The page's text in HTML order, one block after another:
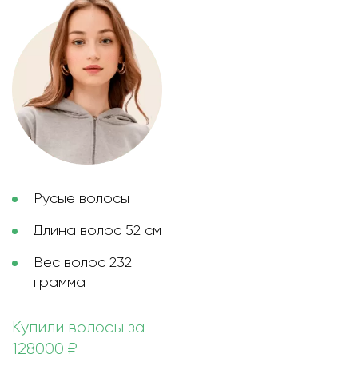
Русые волосы
Длина волос 52 см
Вес волос 232
грамма
Купили волосы за
128000 ₽